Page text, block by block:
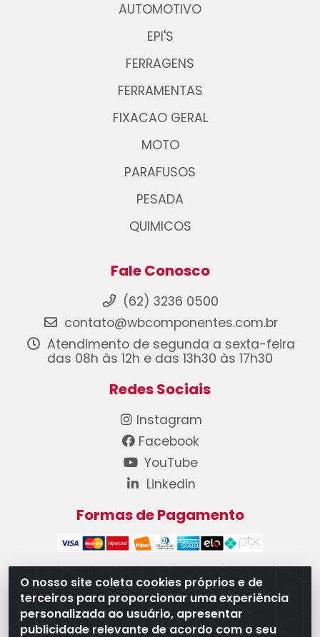
O nosso site coleta cookies próprios e de
terceiros para proporcionar uma experiência
personalizada ao usuário, apresentar
publicidade relevante de acordo com o seu
AUTOMOTIVO
EPI'S
FERRAGENS
FERRAMENTAS
FIXACAO GERAL
MOTO
PARAFUSOS
PESADA
QUIMICOS
Fale Conosco
(62) 3236 0500
contato@wbcomponentes.com.br
Atendimento de segunda a sexta-feira
das 08h às 12h e das 13h30 às 17h30
Redes Sociais
Instagram
Facebook
YouTube
Linkedin
Formas de Pagamento
WB Componentes Automotivos LTDA - CNPJ
08.528.393/0001-12 - Rua do Níquel, 667 - Parque
Oeste Industrial, Goiânia/GO - CEP 74375-660